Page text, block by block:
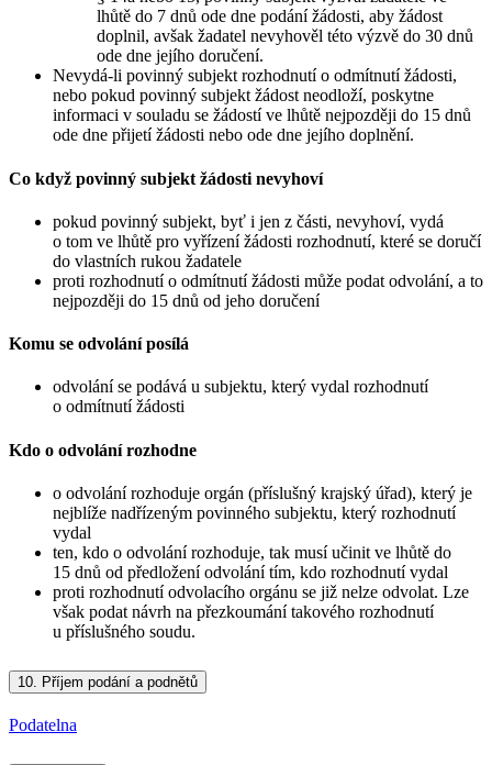
lhůtě do 7 dnů ode dne podání žádosti, aby žádost
doplnil, avšak žadatel nevyhověl této výzvě do 30 dnů
ode dne jejího doručení.
Nevydá-li povinný subjekt rozhodnutí o odmítnutí žádosti,
nebo pokud povinný subjekt žádost neodloží, poskytne
informaci v souladu se žádostí ve lhůtě nejpozději do 15 dnů
ode dne přijetí žádosti nebo ode dne jejího doplnění.
Co když povinný subjekt žádosti nevyhoví
pokud povinný subjekt, byť i jen z části, nevyhoví, vydá
o tom ve lhůtě pro vyřízení žádosti rozhodnutí, které se doručí
do vlastních rukou žadatele
proti rozhodnutí o odmítnutí žádosti může podat odvolání, a to
nejpozději do 15 dnů od jeho doručení
Komu se odvolání posílá
odvolání se podává u subjektu, který vydal rozhodnutí
o odmítnutí žádosti
Kdo o odvolání rozhodne
o odvolání rozhoduje orgán (příslušný krajský úřad), který je
nejblíže nadřízeným povinného subjektu, který rozhodnutí
vydal
ten, kdo o odvolání rozhoduje, tak musí učinit ve lhůtě do
15 dnů od předložení odvolání tím, kdo rozhodnutí vydal
proti rozhodnutí odvolacího orgánu se již nelze odvolat. Lze
však podat návrh na přezkoumání takového rozhodnutí
u příslušného soudu.
10. Příjem podání a podnětů
Podatelna